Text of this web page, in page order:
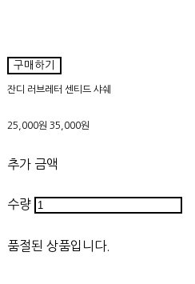
구매하기
잔디 러브레터 센티드 샤쉐
25,000원 35,000원
추가 금액
수량
품절된 상품입니다.